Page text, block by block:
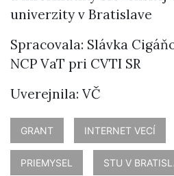
univerzity v Bratislave
Spracovala: Slávka
NCP VaT pri CVTI SR
Uverejnila: VČ
GRANT INTERNET VECÍ
PRIEMYSEL STU V